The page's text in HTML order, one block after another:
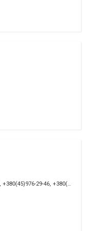
+380(45)976-29-46 +380(45)976-28-33